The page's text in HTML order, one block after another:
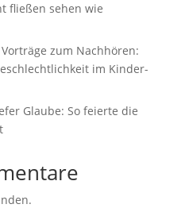
fließen sehen wie
zum Nachhören:
im Kinder-
Glaube: So feierte die